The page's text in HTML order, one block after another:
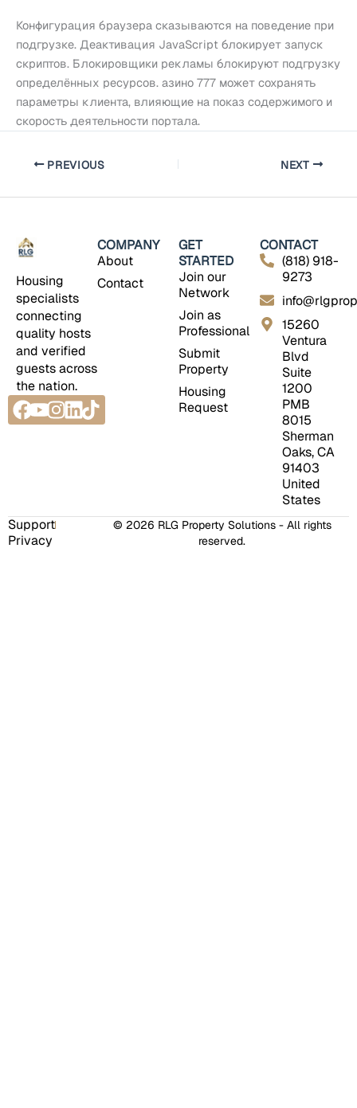
Конфигурация браузера сказываются на поведение при
подгрузке. Деактивация JavaScript блокирует запуск
скриптов. Блокировщики рекламы блокируют подгрузку
определённых ресурсов. азино 777 может сохранять
параметры клиента, влияющие на показ содержимого и
скорость деятельности портала.
PREVIOUS NEXT
Housing
specialists
connecting
quality hosts
and verified
guests across
the nation.
Facebook
Youtube
Instagram
Linkedin
Tiktok
COMPANY
About
Contact
GET
STARTED
Join our
Network
Join as
Professional
Submit
Property
Housing
Request
CONTACT
(818) 918-
9273
15260
Ventura
Blvd
Suite
1200
PMB
8015
Sherman
Oaks, CA
91403
United
States
© 2026 RLG Property Solutions - All rights
reserved.
Support
Privacy